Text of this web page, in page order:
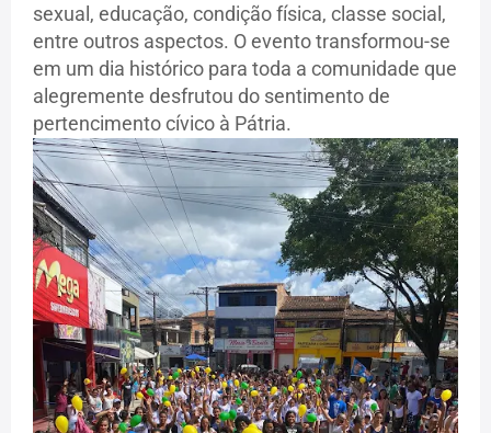
sexual, educação, condição física, classe social,
entre outros aspectos. O evento transformou-se
em um dia histórico para toda a comunidade que
alegremente desfrutou do sentimento de
pertencimento cívico à Pátria.